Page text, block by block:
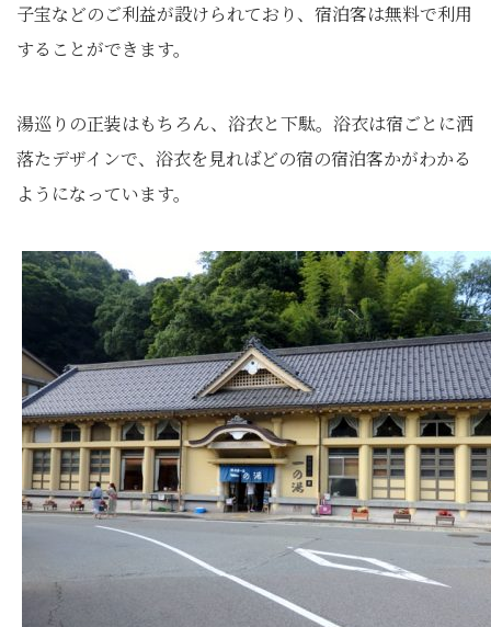
子宝などのご利益が設けられており、宿泊客は無料で利用
することができます。
湯巡りの正装はもちろん、浴衣と下駄。浴衣は宿ごとに洒
落たデザインで、浴衣を見ればどの宿の宿泊客かがわかる
ようになっています。